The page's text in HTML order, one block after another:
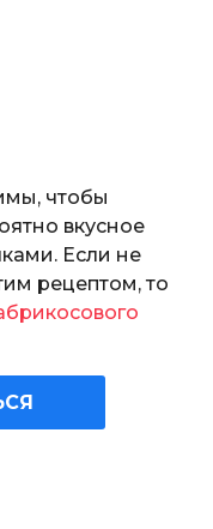
чтобы
вкусное
Если не
рецептом, то